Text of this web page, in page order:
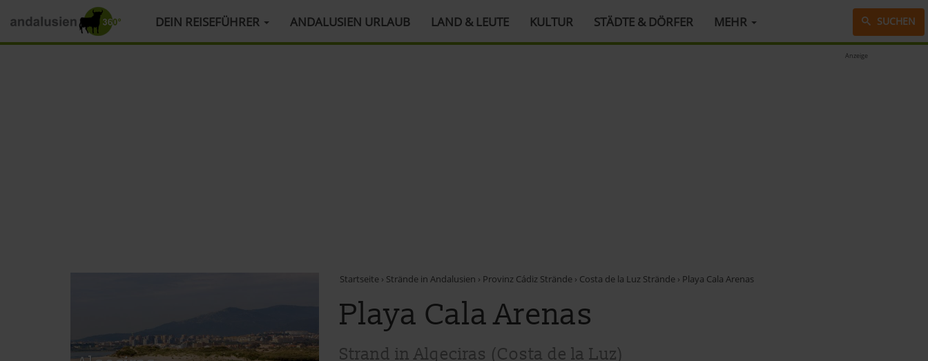
HAUPTMENÜ DEIN REISEFÜHRER ANDALUSIEN URLAUB LAND & LEUTE KULTUR STÄDTE & DÖRFER MEHR SUCHEN
Anzeige
Startseite › Strände in Andalusien › Provinz Cádiz Strände › Costa de la Luz Strände › Playa Cala Arenas
Playa Cala Arenas
Strand in Algeciras (Costa de la Luz)